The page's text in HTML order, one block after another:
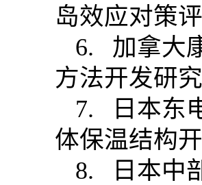
岛效应对策
6. 加拿大
方法开发研
7. 日本东
体保温结构
8. 日本中